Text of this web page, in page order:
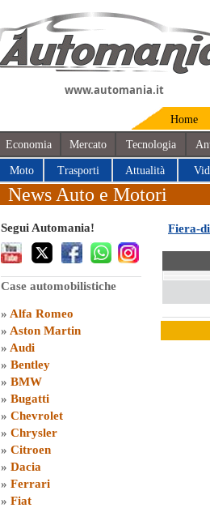
www.automania.it
Home
Economia Mercato Tecnologia
Moto Trasporti Attualità
News Auto e Motori
Segui Automania!
Case automobilistiche
» Alfa Romeo
» Aston Martin
» Audi
» Bentley
» BMW
» Bugatti
» Chevrolet
» Chrysler
» Citroen
» Dacia
» Ferrari
» Fiat
Fiera-